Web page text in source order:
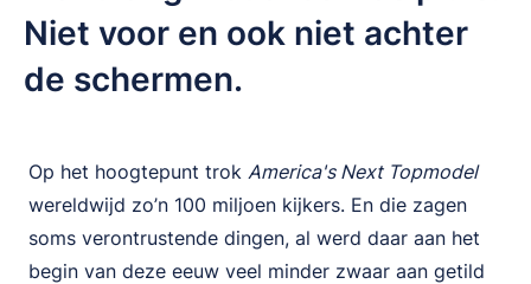
Niet voor en ook niet achter
de schermen.
Op het hoogtepunt trok America's Next Topmodel
wereldwijd zo’n 100 miljoen kijkers. En die zagen
soms verontrustende dingen, al werd daar aan het
begin van deze eeuw veel minder zwaar aan getild